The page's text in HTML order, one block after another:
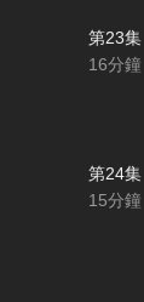
第23集
16分鐘
第24集
15分鐘